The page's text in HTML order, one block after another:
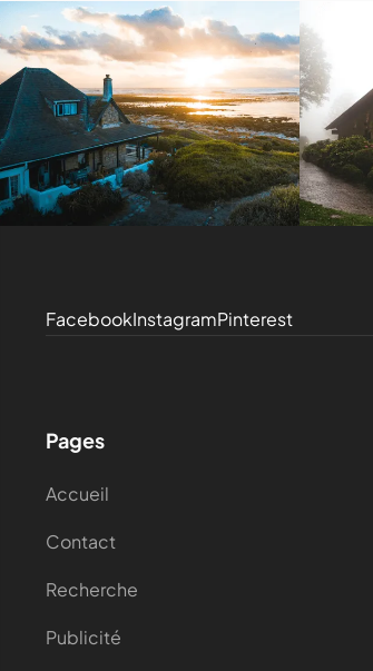
FacebookInstagramPinterest
Pages
Accueil
Contact
Recherche
Publicité